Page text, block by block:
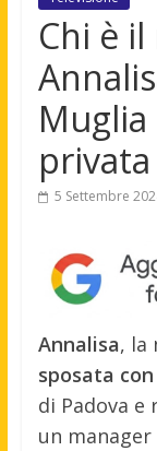
Chi è
privata
5 Settembre
Annalisa, la
sposata
di Padova e
un